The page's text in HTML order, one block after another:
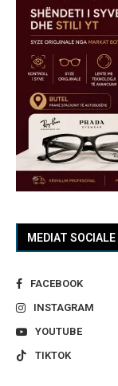
MEDIAT SOCIALE
FACEBOOK
INSTAGRAM
YOUTUBE
TIKTOK